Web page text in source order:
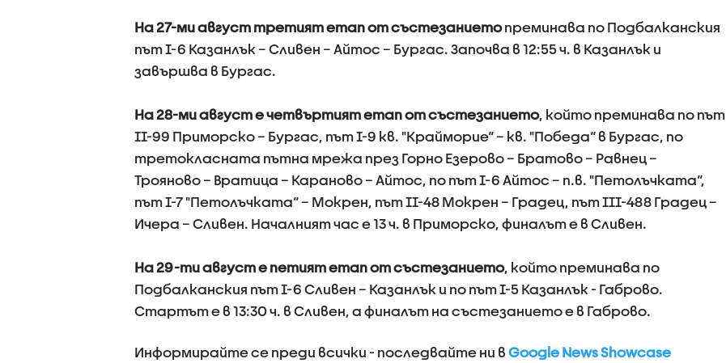
На 27-ми август третият етап от състезаниетопреминава по Подбалканския
път I-6 Казанлък – Сливен – Айтос – Бургас. Започва в 12:55 ч. в Казанлък и
завършва в Бургас.
На 28-ми август е четвъртият етап от състезанието, който преминава по път
II-99 Приморско – Бургас, път I-9 кв. "Крайморие“ – кв. "Победа“ в Бургас, по
третокласната пътна мрежа през Горно Езерово – Братово – Равнец –
Трояново – Вратица – Караново – Айтос, по път I-6 Айтос – п.в. "Петолъчката“,
път I-7 "Петолъчката“ – Мокрен, път II-48 Мокрен – Градец, път III-488 Градец –
Ичера – Сливен. Началният час е 13 ч. в Приморско, финалът е в Сливен.
На 29-ти август е петият етап от състезанието, който преминава по
Подбалканския път I-6 Сливен – Казанлък и по път I-5 Казанлък - Габрово.
Стартът е в 13:30 ч. в Сливен, а финалът на състезанието е в Габрово.
Информирайте се преди всички - последвайте ни в Google News Showcase